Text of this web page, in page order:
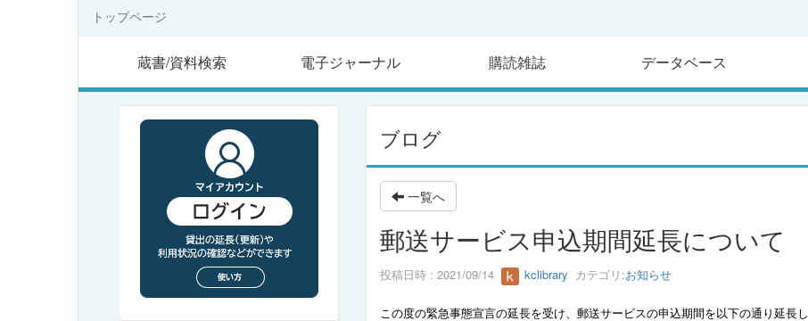
トップページ
蔵書/資料検索 電子ジャーナル 購読雑誌 データベース
ブログ
一覧へ
郵送サービス申込期間延長について
投稿日時 : 2021/09/14 kclibrary カテゴリ:お知らせ
この度の緊急事態宣言の延長を受け、郵送サービスの申込期間を以下の通り延長し